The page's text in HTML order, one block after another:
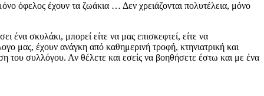
όφελος έχουν τα ζωάκια … Δεν χρειάζονται πολυτέλεια, μόνο
ένα σκυλάκι, μπορεί είτε να μας επισκεφτεί, είτε να
μας, έχουν ανάγκη από καθημερινή τροφή, κτηνιατρική και
του συλλόγου. Αν θέλετε και εσείς να βοηθήσετε έστω και με ένα